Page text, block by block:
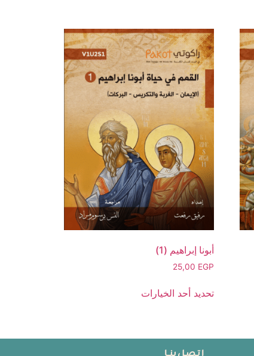
أبونا إبراهيم (1)
25,00 EGP
تحديد أحد الخيارات